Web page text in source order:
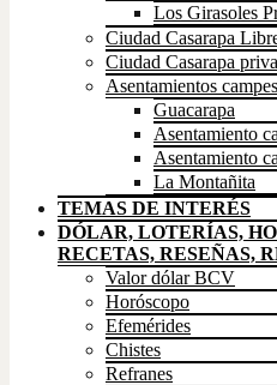
Los Girasoles
Ciudad Casarapa
Ciudad Casarapa
Asentamientos
Guacarapa
Asentamiento
Asentamiento
La Montañita
TEMAS DE INTERÉS
DÓLAR, LOTERÍAS,
RECETAS, RESEÑAS,
Valor dólar BCV
Horóscopo
Efemérides
Chistes
Refranes